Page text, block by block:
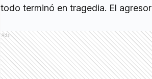
todo terminó en tragedia. El agresor
Ads